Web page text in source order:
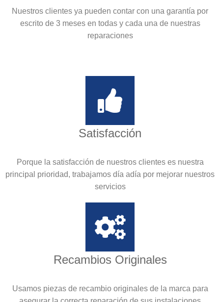
Nuestros clientes ya pueden contar con una garantía por
escrito de 3 meses en todas y cada una de nuestras
reparaciones
Satisfacción
Porque la satisfacción de nuestros clientes es nuestra
principal prioridad, trabajamos día adía por mejorar nuestros
servicios
Recambios Originales
Usamos piezas de recambio originales de la marca para